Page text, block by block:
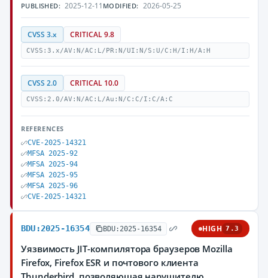
PUBLISHED: 2025-12-11 MODIFIED: 2026-05-25
CVSS 3.x CRITICAL 9.8
CVSS:3.x/AV:N/AC:L/PR:N/UI:N/S:U/C:H/I:H/A:H
CVSS 2.0 CRITICAL 10.0
CVSS:2.0/AV:N/AC:L/Au:N/C:C/I:C/A:C
REFERENCES
CVE-2025-14321
MFSA 2025-92
MFSA 2025-94
MFSA 2025-95
MFSA 2025-96
CVE-2025-14321
BDU:2025-16354 BDU:2025-16354 HIGH 7.3
Уязвимость JIT-компилятора браузеров Mozilla
Firefox, Firefox ESR и почтового клиента